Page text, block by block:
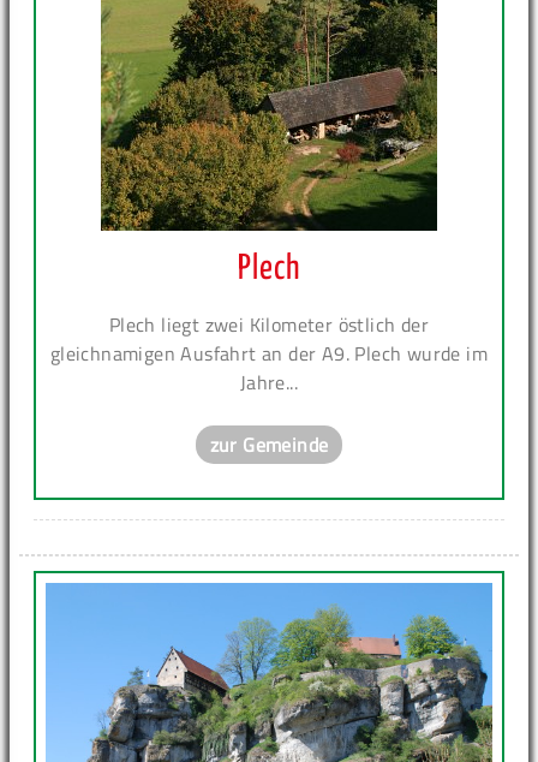
Plech
Plech liegt zwei Kilometer östlich der
gleichnamigen Ausfahrt an der A9. Plech wurde im
Jahre...
zur Gemeinde